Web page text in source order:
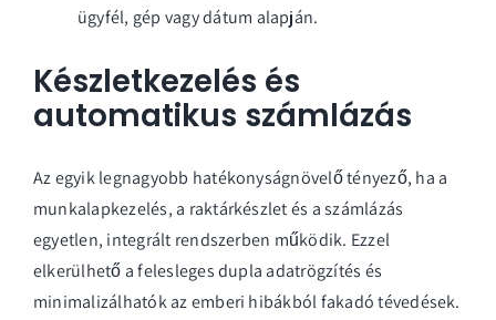
ügyfél, gép vagy dátum alapján.
Készletkezelés és
automatikus számlázás
Az egyik legnagyobb hatékonyságnövelő tényező, ha a
munkalapkezelés, a raktárkészlet és a számlázás
egyetlen, integrált rendszerben működik. Ezzel
elkerülhető a felesleges dupla adatrögzítés és
minimalizálhatók az emberi hibákból fakadó tévedések.